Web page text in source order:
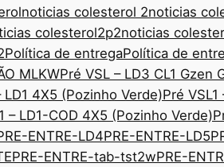
noticias colesterol 2noticias
colesterol2p2noticias
Política de entregaPolítica de
MLKWPré VSL – LD3 CL1 Gzen
LD1 4X5 (Pozinho Verde)Pré
– LD1-COD 4X5 (Pozinho Verde)
ENTRE-LD4PRE-ENTRE-LD5
PRE-ENTRE-tab-tst2wPRE-